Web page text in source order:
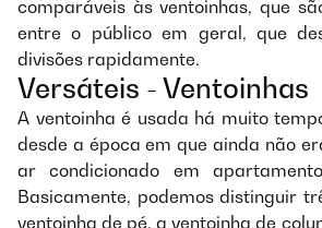
comparáveis às ventoinhas, que
entre o público em geral, que
divisões rapidamente.
Versáteis - Ventoinhas
A ventoinha é usada há muito
desde a época em que ainda não
ar condicionado em
Basicamente, podemos distinguir
ventoinha de pé, a ventoinha de